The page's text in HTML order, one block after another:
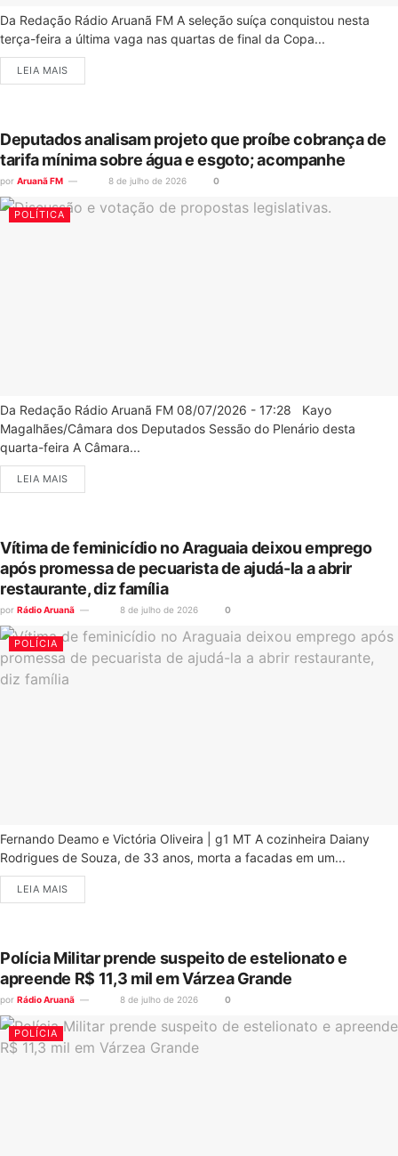
Da Redação Rádio Aruanã FM A seleção suíça conquistou nesta
terça-feira a última vaga nas quartas de final da Copa...
LEIA MAIS
Deputados analisam projeto que proíbe cobrança de
tarifa mínima sobre água e esgoto; acompanhe
por Aruanã FM 8 de julho de 2026 0
POLÍTICA
Da Redação Rádio Aruanã FM 08/07/2026 - 17:28 Kayo
Magalhães/Câmara dos Deputados Sessão do Plenário desta
quarta-feira A Câmara...
LEIA MAIS
Vítima de feminicídio no Araguaia deixou emprego
após promessa de pecuarista de ajudá-la a abrir
restaurante, diz família
por Rádio Aruanã 8 de julho de 2026 0
POLÍCIA
Fernando Deamo e Victória Oliveira | g1 MT A cozinheira Daiany
Rodrigues de Souza, de 33 anos, morta a facadas em um...
LEIA MAIS
Polícia Militar prende suspeito de estelionato e
apreende R$ 11,3 mil em Várzea Grande
por Rádio Aruanã 8 de julho de 2026 0
POLÍCIA